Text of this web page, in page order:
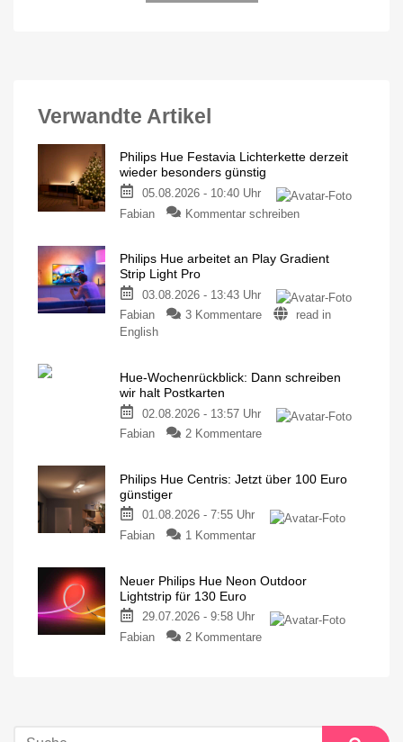
Verwandte Artikel
Philips Hue Festavia Lichterkette derzeit
wieder besonders günstig
05.08.2026 - 10:40 Uhr
Fabian
Kommentar schreiben
Philips Hue arbeitet an Play Gradient
Strip Light Pro
03.08.2026 - 13:43 Uhr
Fabian
3 Kommentare
read in
English
Hue-Wochenrückblick: Dann schreiben
wir halt Postkarten
02.08.2026 - 13:57 Uhr
Fabian
2 Kommentare
Philips Hue Centris: Jetzt über 100 Euro
günstiger
01.08.2026 - 7:55 Uhr
Fabian
1 Kommentar
Neuer Philips Hue Neon Outdoor
Lightstrip für 130 Euro
29.07.2026 - 9:58 Uhr
Fabian
2 Kommentare